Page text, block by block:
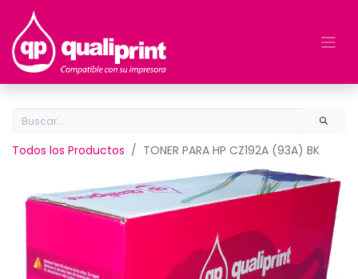
Todos los Productos TONER PARA HP CZ192A (93A) BK